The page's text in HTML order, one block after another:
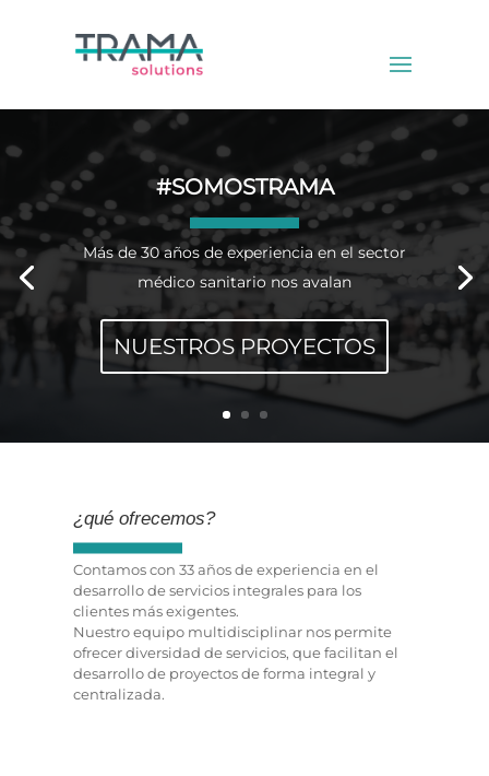
#SOMOSTRAMA
Más de 30 años de experiencia en el sector
médico sanitario nos avalan
NUESTROS PROYECTOS
¿qué ofrecemos?
Contamos con 33 años de experiencia en el
desarrollo de servicios integrales para los
clientes más exigentes.
Nuestro equipo multidisciplinar nos permite
ofrecer diversidad de servicios, que facilitan el
desarrollo de proyectos de forma integral y
centralizada.